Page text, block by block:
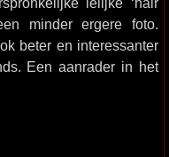
minder ergere foto.
beter en interessanter
Een aanrader in het